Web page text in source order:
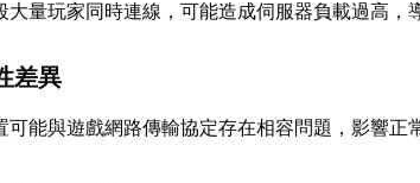
大量玩家同時連線，可能造成伺服器負載過高，
差異
可能與遊戲網路傳輸協定存在相容問題，影響正